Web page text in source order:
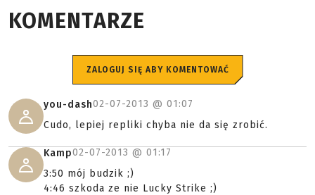
KOMENTARZE
ZALOGUJ SIĘ ABY KOMENTOWAĆ
you-dash02-07-2013 @ 01:07
Cudo, lepiej repliki chyba nie da się zrobić.
Kamp02-07-2013 @ 01:17
3:50 mój budzik ;)
4:46 szkoda ze nie Lucky Strike ;)